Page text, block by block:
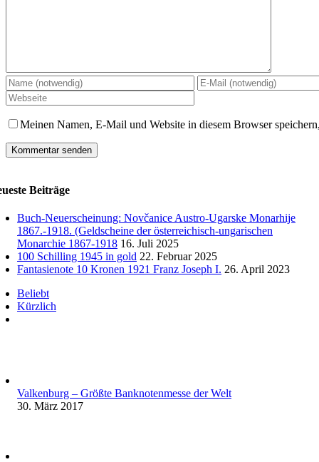
Meinen Namen, E-Mail und Website in diesem Browser
Beiträge
Buch-Neuerscheinung: Novčanice Austro-Ugarske Monarhije
1867.-1918. (Geldscheine der österreichisch-ungarischen
Monarchie 1867-1918 16. Juli 2025
100 Schilling 1945 in gold 22. Februar 2025
Fantasienote 10 Kronen 1921 Franz Joseph I. 26. April 2023
Beliebt
Kürzlich
Valkenburg – Größte Banknotenmesse der Welt
30. März 2017